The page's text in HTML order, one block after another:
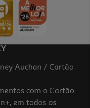
Auchan / Cartão
com o Cartão
em todos os